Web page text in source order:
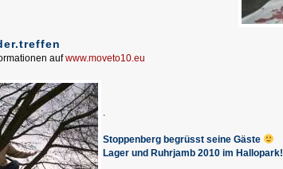
aufwww.moveto10.eu
.
Stoppenberg begrüsst seine Gäste
Lager und Ruhrjamb 2010 im Hallopark!